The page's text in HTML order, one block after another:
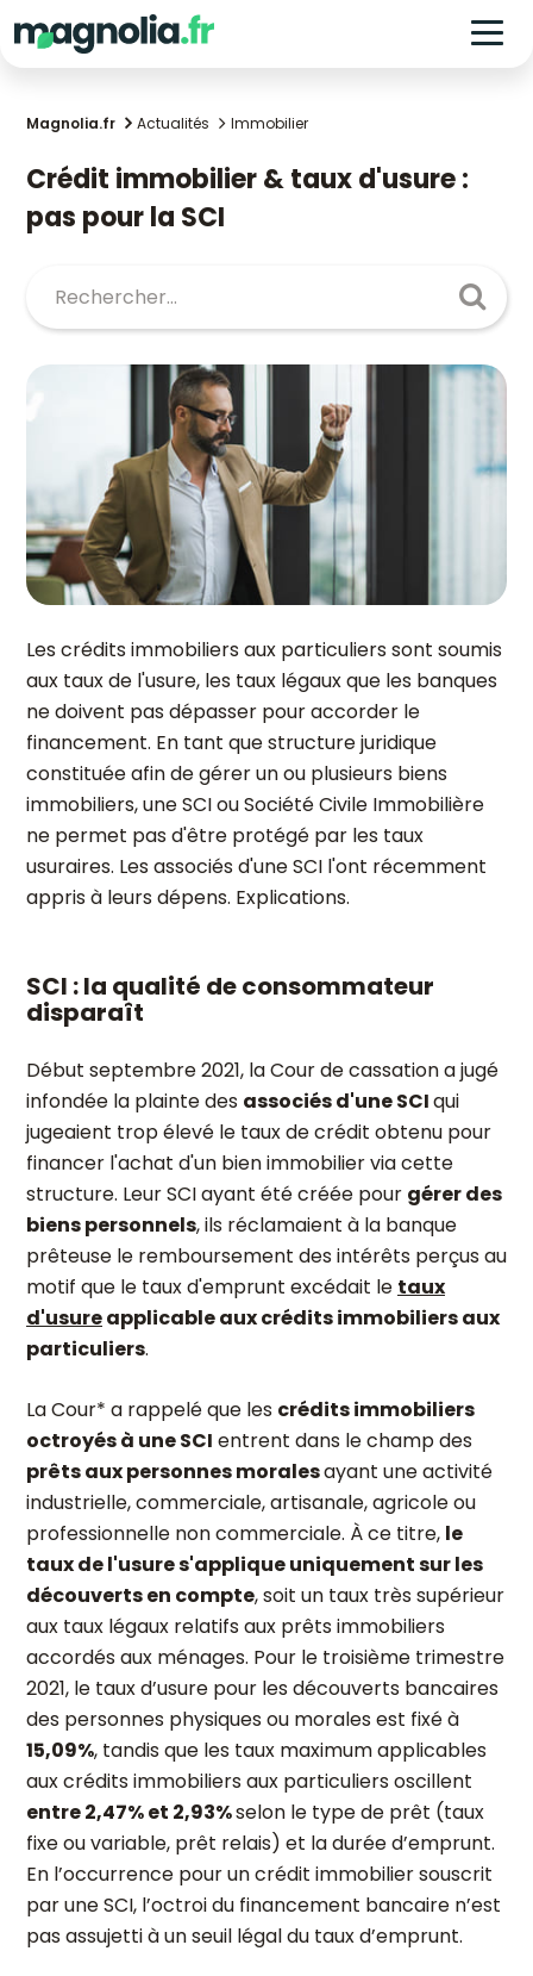
Magnolia.fr Actualités Immobilier
Crédit immobilier & taux d'usure :
pas pour la SCI
Les crédits immobiliers aux particuliers sont soumis
aux taux de l'usure, les taux légaux que les banques
ne doivent pas dépasser pour accorder le
financement. En tant que structure juridique
constituée afin de gérer un ou plusieurs biens
immobiliers, une SCI ou Société Civile Immobilière
ne permet pas d'être protégé par les taux
usuraires. Les associés d'une SCI l'ont récemment
appris à leurs dépens. Explications.
SCI : la qualité de consommateur
disparaît
Début septembre 2021, la Cour de cassation a jugé
infondée la plainte des associés d'une SCIqui
jugeaient trop élevé le taux de crédit obtenu pour
financer l'achat d'un bien immobilier via cette
structure. Leur SCI ayant été créée pour gérer des
biens personnels, ils réclamaient à la banque
prêteuse le remboursement des intérêts perçus au
motif que le taux d'emprunt excédait le taux
d'usureapplicable aux crédits immobiliers aux
particuliers.
La Cour* a rappelé que les crédits immobiliers
octroyés à une SCI entrent dans le champ des
prêts aux personnes moralesayant une activité
industrielle, commerciale, artisanale, agricole ou
professionnelle non commerciale. À ce titre, le
taux de l'usure s'applique uniquement sur les
découverts en compte, soit un taux très supérieur
aux taux légaux relatifs aux prêts immobiliers
accordés aux ménages. Pour le troisième trimestre
2021, le taux d’usure pour les découverts bancaires
des personnes physiques ou morales est fixé à
15,09%, tandis que les taux maximum applicables
aux crédits immobiliers aux particuliers oscillent
entre 2,47% et 2,93%selon le type de prêt (taux
fixe ou variable, prêt relais) et la durée d’emprunt.
En l’occurrence pour un crédit immobilier souscrit
par une SCI, l’octroi du financement bancaire n’est
pas assujetti à un seuil légal du taux d’emprunt.